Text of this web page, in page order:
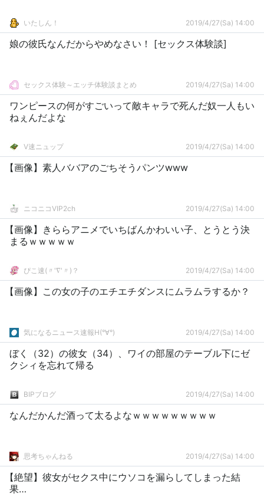
いたしん！ 2019/4/27(Sa) 14:00
娘の彼氏なんだからやめなさい！ [セックス体験談]
セックス体験～エッチ体験談まとめ 2019/4/27(Sa) 14:00
ワンピースの何がすごいって敵キャラで死んだ奴一人もい
ねぇんだよな
V速ニュップ 2019/4/27(Sa) 14:00
【画像】素人ババアのごちそうパンツwww
ニコニコVIP2ch 2019/4/27(Sa) 14:00
【画像】きららアニメでいちばんかわいい子、とうとう決
まるｗｗｗｗｗ
ぴこ速(〃'∇'〃)？ 2019/4/27(Sa) 14:00
【画像】この女の子のエチエチダンスにムラムラするか？
気になるニュース速報H(°∀°) 2019/4/27(Sa) 14:00
ぼく（32）の彼女（34）、ワイの部屋のテーブル下にゼ
クシィを忘れて帰る
BIPブログ 2019/4/27(Sa) 14:00
なんだかんだ酒って太るよなｗｗｗｗｗｗｗｗｗ
思考ちゃんねる 2019/4/27(Sa) 14:00
【絶望】彼女がセクス中にウソコを漏らしてしまった結
果…